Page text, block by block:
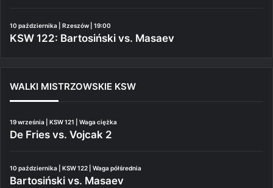
10 października | Rzeszów | 19:00
KSW 122: Bartosiński vs. Masaev
WALKI MISTRZOWSKIE KSW
19 września | KSW 121 | Waga ciężka
De Fries vs. Vojcak 2
10 października | KSW 122 | Waga półśrednia
Bartosiński vs. Masaev